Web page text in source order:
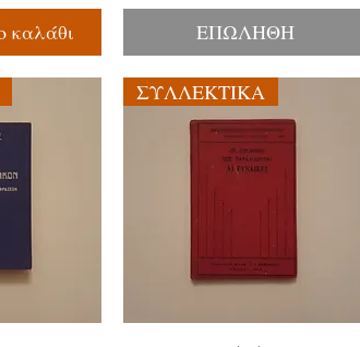
καλάθι ΕΠΩΛΗΘΗ
ΣΥΛΛΕΚΤΙΚΑ